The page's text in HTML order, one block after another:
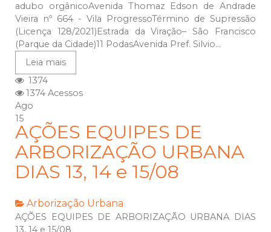
adubo orgânicoAvenida Thomaz Edson de Andrade
Vieira nº 664 - Vila ProgressoTérmino de Supressão
(Licença 128/2021)Estrada da Viração– São Francisco
(Parque da Cidade)11 PodasAvenida Pref. Silvio...
Leia mais
1374
1374 Acessos
Ago
15
AÇÕES EQUIPES DE
ARBORIZAÇÃO URBANA
DIAS 13, 14 e 15/08
Arborização Urbana
AÇÕES EQUIPES DE ARBORIZAÇÃO URBANA DIAS
13, 14 e 15/08